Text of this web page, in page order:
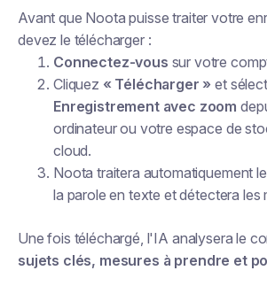
Avant que Noota puisse traiter votre
devez le télécharger :
Connectez-vous sur votre
Cliquez « Télécharger » et
Enregistrement avec zoom
ordinateur ou votre espace de
cloud.
Noota traitera automatiquement
la parole en texte et détectera les
Une fois téléchargé, l'IA analysera le
sujets clés, mesures à prendre et